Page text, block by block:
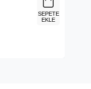
SEPETE
EKLE